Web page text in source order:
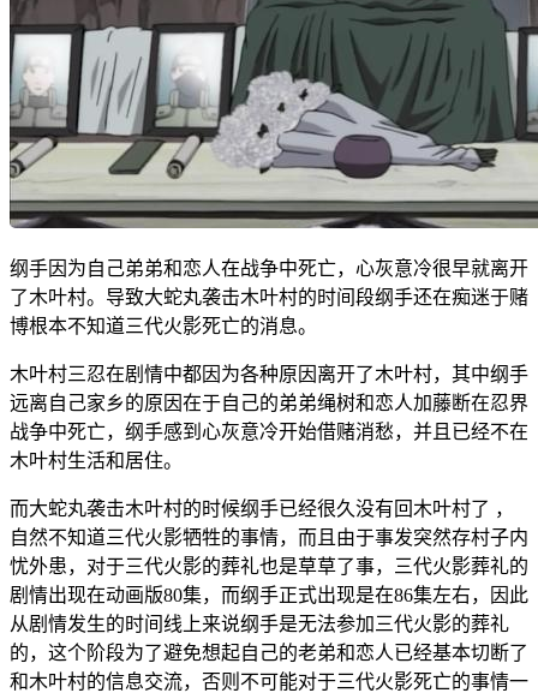
纲手因为自己弟弟和恋人在战争中死亡，心灰意冷很早就离开
了木叶村。导致大蛇丸袭击木叶村的时间段纲手还在痴迷于赌
博根本不知道三代火影死亡的消息。
木叶村三忍在剧情中都因为各种原因离开了木叶村，其中纲手
远离自己家乡的原因在于自己的弟弟绳树和恋人加藤断在忍界
战争中死亡，纲手感到心灰意冷开始借赌消愁，并且已经不在
木叶村生活和居住。
而大蛇丸袭击木叶村的时候纲手已经很久没有回木叶村了 ，
自然不知道三代火影牺牲的事情，而且由于事发突然存村子内
忧外患，对于三代火影的葬礼也是草草了事，三代火影葬礼的
剧情出现在动画版80集，而纲手正式出现是在86集左右，因此
从剧情发生的时间线上来说纲手是无法参加三代火影的葬礼
的，这个阶段为了避免想起自己的老弟和恋人已经基本切断了
和木叶村的信息交流，否则不可能对于三代火影死亡的事情一